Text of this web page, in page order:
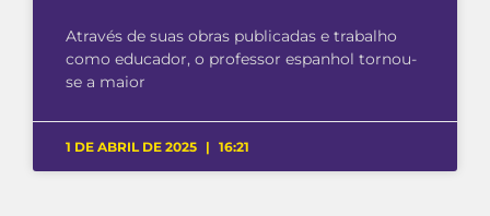
Através de suas obras publicadas e trabalho
como educador, o professor espanhol tornou-
se a maior
1 DE ABRIL DE 2025 16:21